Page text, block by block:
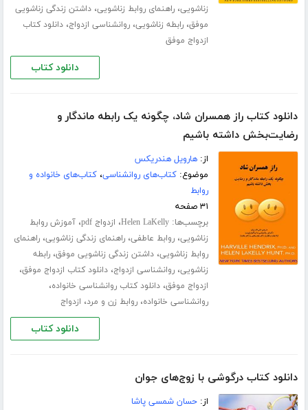
زناشویی،راهنمای روابط زناشویی،داشتن زندگی زناشویی
موفق،رابطه زناشویی،روانشناسی ازدواج،دانلود کتاب
ازدواج موفق
دانلود کتاب
دانلود کتاب راز همسران شاد، چگونه یک رابطه ماندگار و
رضایت‌بخش داشته باشیم
از:هارویل هندریکس
موضوع:کتاب‌های روانشناسی،کتاب‌های خانواده و
روابط
۳۱ صفحه
برچسب‌ها:Helen LaKelly، ازدواج pdf ،آموزش روابط
زناشویی،روابط عاطفی،راهنمای زندگی زناشویی،راهنمای
روابط زناشویی،داشتن زندگی زناشویی موفق،رابطه
زناشویی،روانشناسی ازدواج،دانلود کتاب ازدواج موفق،
ازدواج موفق،دانلود کتاب روانشناسی خانواده،
روانشناسی خانواده،روابط زن و مرد، ازدواج
دانلود کتاب
دانلود کتاب درگوشی با زوج‌های جوان
از:حسان شمسی پاشا